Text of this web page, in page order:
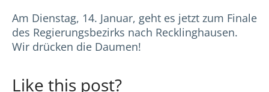
Am Dienstag, 14. Januar, geht es jetzt zum Finale
des Regierungsbezirks nach Recklinghausen.
Wir drücken die Daumen!
Like this post?